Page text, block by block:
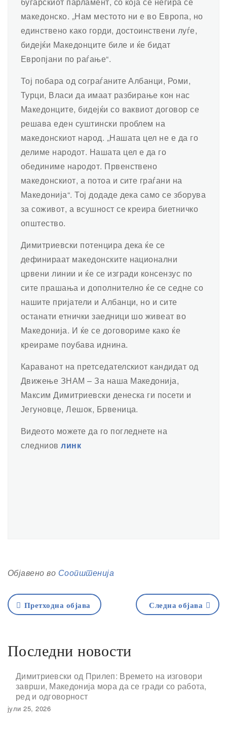
македонско. „Нам местото ни е во Европа, но
единствено како горди, достоинствени луѓе,
бидејќи Македонците биле и ќе бидат
Европјани по раѓање“.
Тој побара од сограѓаните Албанци, Роми,
Турци, Власи да имаат разбирање кон нас
Македонците, бидејќи со ваквиот договор се
решава еден суштински проблем на
македонскиот народ. „Нашата цел не е да го
делиме народот. Нашата цел е да го
обединиме народот. Првенствено
македонскиот, а потоа и сите граѓани на
Македонија“. Тој додаде дека само се зборува
за соживот, а всушност се креира биетничко
општество.
Димитриевски потенцира дека ќе се
дефинираат македонските национални
црвени линии и ќе се изгради консензус по
сите прашања и дополнително ќе се седне со
нашите пријатели и Албанци, но и сите
останати етнички заедници шо живеат во
Македонија. И ќе се договориме како ќе
креираме поубава иднина.
Караванот на претседателскиот кандидат од
Движење ЗНАМ – За наша Македонија,
Максим Димитриевски денеска ги посети и
Јегуновце, Лешок, Брвеница.
Видеото можете да го погледнете на
следниовлинк
Објавено во Соопштенија
Претходна објава Следна објава
Последни новости
Димитриевски од Прилеп: Времето на изговори
заврши, Македонија мора да се гради со работа,
ред и одговорност
јули 25, 2026